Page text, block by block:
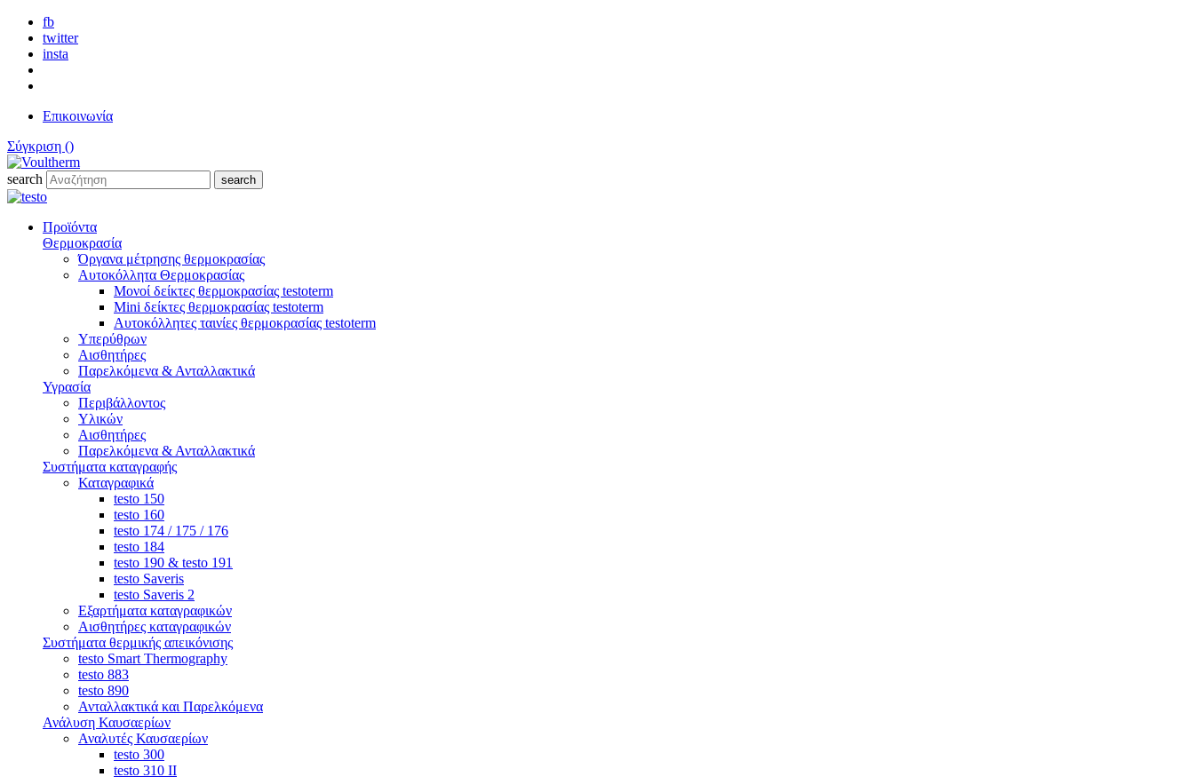
fb
twitter
insta
Επικοινωνία
Σύγκριση ()
search search
Προϊόντα
Θερμοκρασία
Όργανα μέτρησης θερμοκρασίας
Αυτοκόλλητα Θερμοκρασίας
Μονοί δείκτες θερμοκρασίας testoterm
Mini δείκτες θερμοκρασίας testoterm
Αυτοκόλλητες ταινίες θερμοκρασίας testoterm
Υπερύθρων
Αισθητήρες
Παρελκόμενα & Ανταλλακτικά
Υγρασία
Περιβάλλοντος
Υλικών
Αισθητήρες
Παρελκόμενα & Ανταλλακτικά
Συστήματα καταγραφής
Καταγραφικά
testo 150
testo 160
testo 174 / 175 / 176
testo 184
testo 190 & testo 191
testo Saveris
testo Saveris 2
Εξαρτήματα καταγραφικών
Αισθητήρες καταγραφικών
Συστήματα θερμικής απεικόνισης
testo Smart Thermography
testo 883
testo 890
Ανταλλακτικά και Παρελκόμενα
Ανάλυση Καυσαερίων
Αναλυτές Καυσαερίων
testo 300
testo 310 ΙΙ